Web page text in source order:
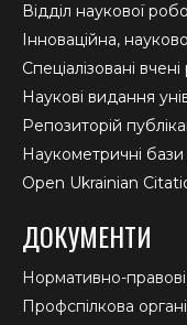
Відділ наукової
Інноваційна,
Спеціалізовані
Наукові видання
Репозиторій
Наукометричні
Open Ukrainian
ДОКУМЕНТИ
Нормативно-
Профспілкова